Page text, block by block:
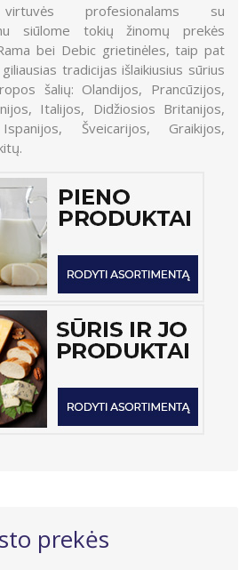
profesionalams su
siūlome tokių žinomų prekės
bei Debic grietinėles, taip pat
tradicijas išlaikiusius sūrius
šalių: Olandijos, Prancūzijos,
Italijos, Didžiosios Britanijos,
Šveicarijos, Graikijos,
prekės